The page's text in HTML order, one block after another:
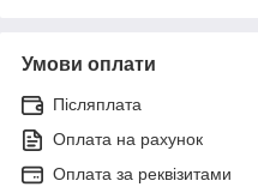
Умови оплати
Післяплата
Оплата на рахунок
Оплата за реквізитами